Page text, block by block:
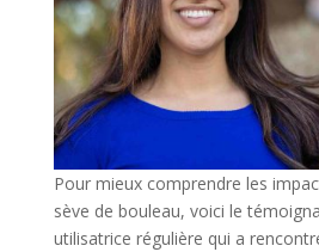
Pour mieux comprendre les
sève de bouleau, voici le
utilisatrice régulière qui a